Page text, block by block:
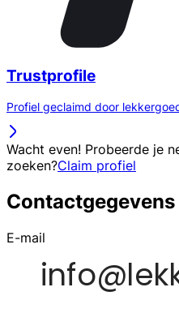
Trustprofile
Profiel geclaimd door
Wacht even! Probeerde je
zoeken?Claim profiel
Contactgegevens
E-mail